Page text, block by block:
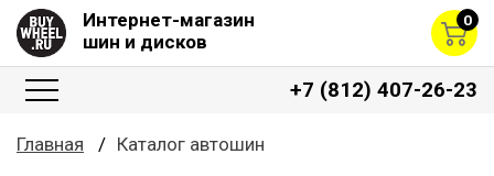
Интернет-магазин
шин и дисков
0
+7 (812) 407-26-23
Главная Каталог автошин